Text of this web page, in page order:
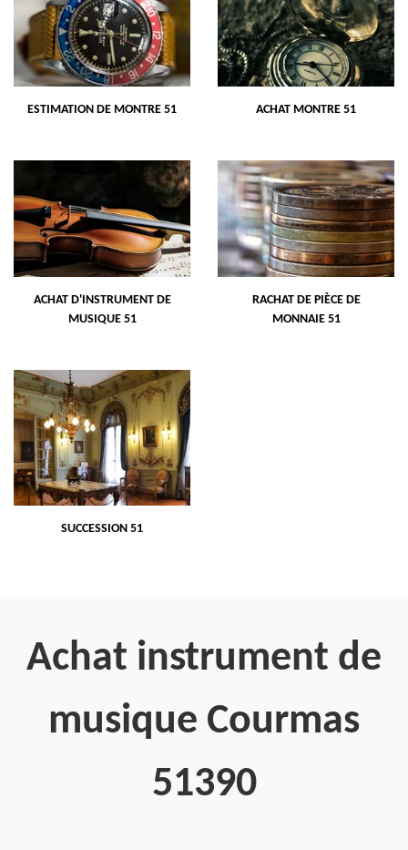
ESTIMATION DE MONTRE 51 ACHAT MONTRE 51
ACHAT D'INSTRUMENT DE
MUSIQUE 51
RACHAT DE PIÈCE DE
MONNAIE 51
SUCCESSION 51
Achat instrument de
musique Courmas
51390